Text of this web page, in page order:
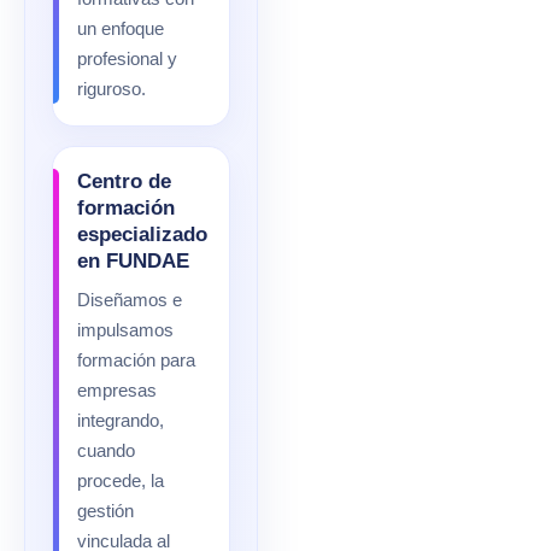
un enfoque
profesional y
riguroso.
Centro de
formación
especializado
en FUNDAE
Diseñamos e
impulsamos
formación para
empresas
integrando,
cuando
procede, la
gestión
vinculada al